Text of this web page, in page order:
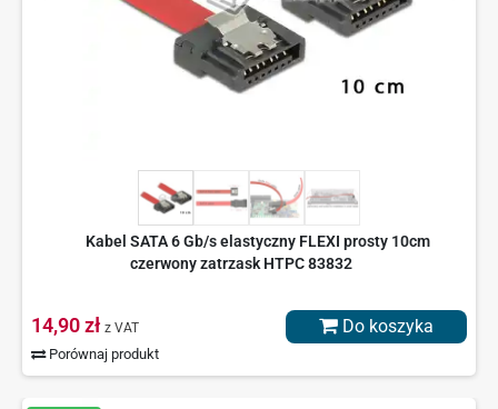
Kabel SATA 6 Gb/s elastyczny FLEXI prosty 10cm
czerwony zatrzask HTPC 83832
14,90 zł z VAT
Porównaj produkt
Do koszyka